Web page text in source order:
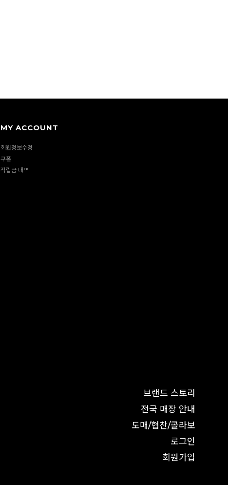
MY ACCOUNT
회원정보수정
쿠폰
적립금 내역
브랜드 스토리
전국 매장 안내
도매/협찬/콜라보
로그인
회원가입